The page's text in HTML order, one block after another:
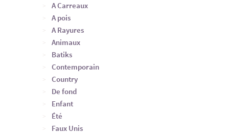
A Carreaux
A pois
A Rayures
Animaux
Batiks
Contemporain
Country
De fond
Enfant
Été
Faux Unis